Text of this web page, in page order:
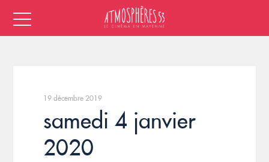
19 décembre 2019
samedi 4 janvier
2020